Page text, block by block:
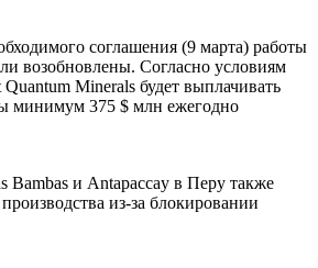
соглашения (9 марта) работы
возобновлены. Согласно условиям
Minerals будет выплачивать
минимум 375 $ млн ежегодно
Bambas и Antapaccay в Перу также
из-за блокировании